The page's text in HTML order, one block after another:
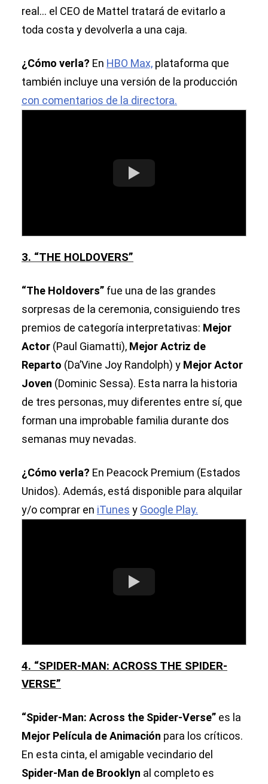
real... el CEO de Mattel tratará de evitarlo a
toda costa y devolverla a una caja.
¿Cómo verla? En HBO Max, plataforma que
también incluye una versión de la producción
con comentarios de la directora.
3. “THE HOLDOVERS”
“The Holdovers” fue una de las grandes
sorpresas de la ceremonia, consiguiendo tres
premios de categoría interpretativas: Mejor
Actor (Paul Giamatti), Mejor Actriz de
Reparto (Da’Vine Joy Randolph) y Mejor Actor
Joven (Dominic Sessa). Esta narra la historia
de tres personas, muy diferentes entre sí, que
forman una improbable familia durante dos
semanas muy nevadas.
¿Cómo verla? En Peacock Premium (Estados
Unidos). Además, está disponible para alquilar
y/o comprar en iTunes y Google Play.
4. “SPIDER-MAN: ACROSS THE SPIDER-
VERSE”
“Spider-Man: Across the Spider-Verse” es la
Mejor Película de Animación para los críticos.
En esta cinta, el amigable vecindario del
Spider-Man de Brooklyn al completo es